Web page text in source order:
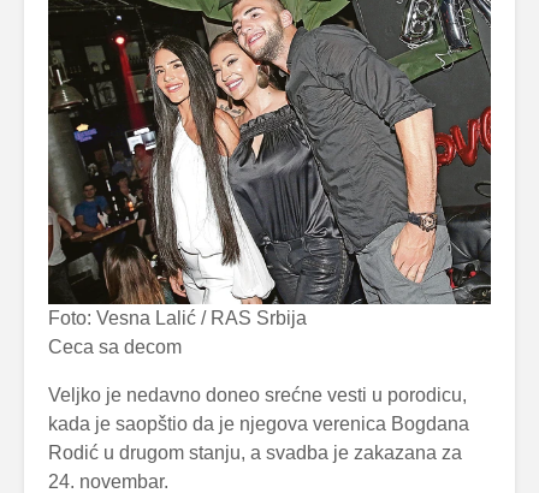
Foto: Vesna Lalić / RAS Srbija
Ceca sa decom
Veljko je nedavno doneo srećne vesti u porodicu,
kada je saopštio da je njegova verenica Bogdana
Rodić u drugom stanju, a svadba je zakazana za
24. novembar.